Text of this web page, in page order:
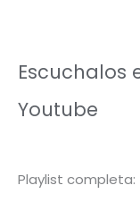
Escuchalos
Youtube
Playlist completa: